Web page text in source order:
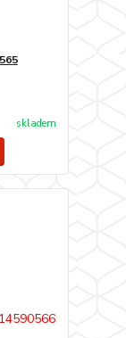
skladem